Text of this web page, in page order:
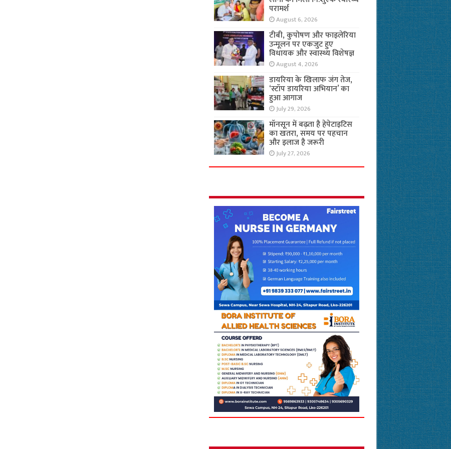
परामर्श
August 6, 2026
टीबी, कुपोषण और फाइलेरिया
उन्मूलन पर एकजुट हुए
विधायक और स्वास्थ्य विशेषज्ञ
August 4, 2026
डायरिया के खिलाफ जंग तेज,
‘स्टॉप डायरिया अभियान’ का
हुआ आगाज
July 29, 2026
मॉनसून में बढ़ता है हेपेटाइटिस
का खतरा, समय पर पहचान
और इलाज है जरूरी
July 27, 2026